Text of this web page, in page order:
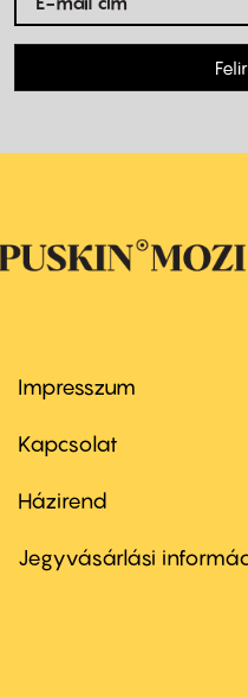
Footer
first
Impresszum
Kapcsolat
Footer
second
Házirend
Jegyvásárlási